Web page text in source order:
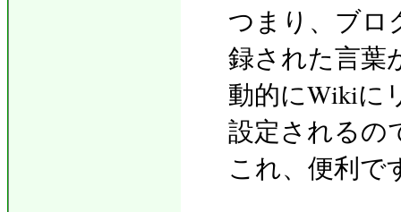
つまり、ブロ
録された言葉
動的にWikiに
設定されるの
これ、便利で